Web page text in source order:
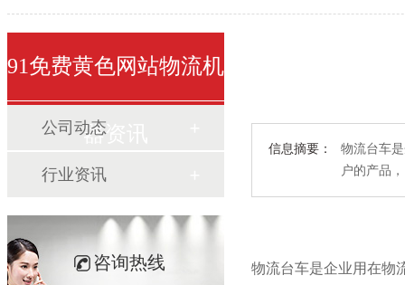
信息摘要：
物流台车是
户的产品
物流台车是企业用在物流
91免费黄色网站物流机
器资讯
公司动态
行业资讯
咨询热线